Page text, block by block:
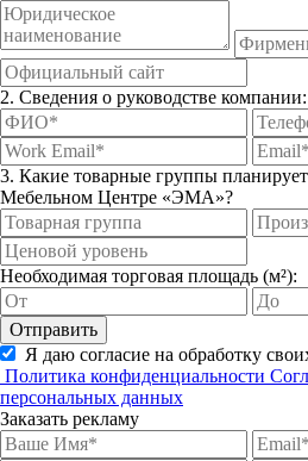
2. Сведения о руководстве компании:
3. Какие товарные группы
Мебельном Центре «ЭМА»?
Необходимая торговая площадь (м²):
Отправить
Я даю согласие на обработку
Политика конфиденциальности
персональных данных
Заказать рекламу